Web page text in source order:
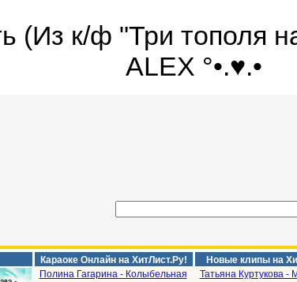
(Из к/ф "Три тополя
ALEX °•.♥.•
Караоке Онлайн на ХитЛист.Ру!
Полина Гагарина - Колыбельная
Новые клипы на
Татьяна Куртукова -